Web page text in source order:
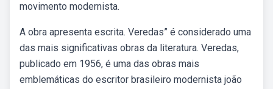
movimento modernista.
A obra apresenta escrita. Veredas” é considerado uma
das mais significativas obras da literatura. Veredas,
publicado em 1956, é uma das obras mais
emblemáticas do escritor brasileiro modernista joão